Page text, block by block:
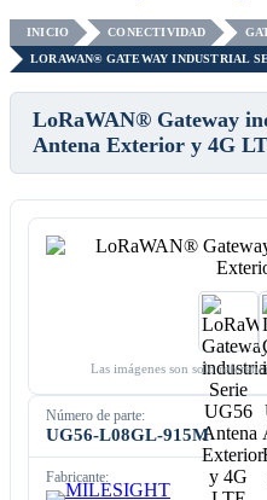
INICIO CONECTIVIDAD
LORAWAN® GATEWAY INDUSTRIAL
LoRaWAN® Gateway
Antena Exterior y 4G
Las imágenes son solo
Número de parte:
UG56-L08GL-915M
Fabricante: